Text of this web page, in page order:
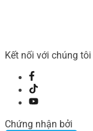
Kết nối với chúng tôi
Chứng nhận bởi